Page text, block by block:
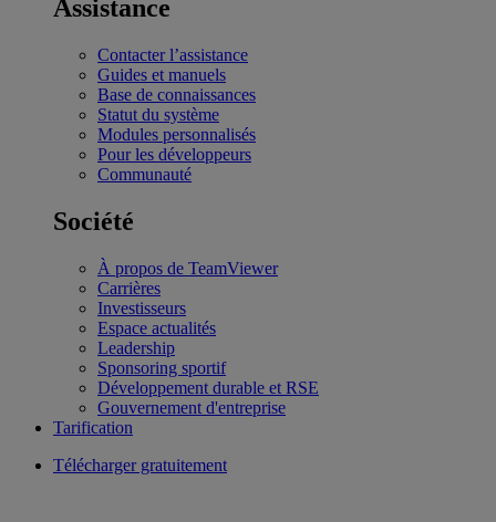
Assistance
Contacter l’assistance
Guides et manuels
Base de connaissances
Statut du système
Modules personnalisés
Pour les développeurs
Communauté
Société
À propos de TeamViewer
Carrières
Investisseurs
Espace actualités
Leadership
Sponsoring sportif
Développement durable et RSE
Gouvernement d'entreprise
Tarification
Télécharger gratuitement